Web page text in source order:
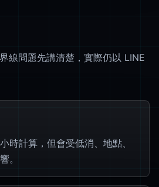
線問題先講清楚，實際仍以 LINE
時計算，但會受低消、地點、
。